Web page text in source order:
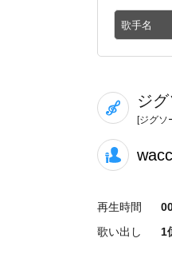
ジ
[ジグソ
再生時間
歌い出し
1